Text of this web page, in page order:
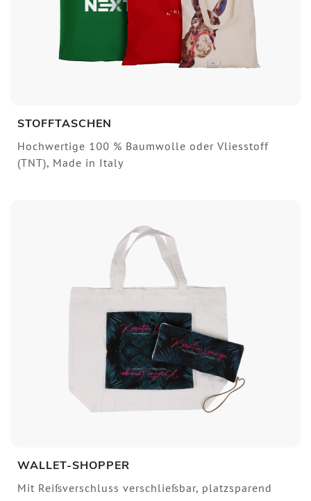
STOFFTASCHEN
Hochwertige 100 % Baumwolle oder Vliesstoff
(TNT), Made in Italy
WALLET-SHOPPER
Mit Reißverschluss verschließbar, platzsparend